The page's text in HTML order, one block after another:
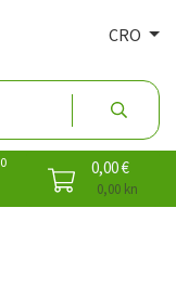
CRO
0 0,00 €
0,00 kn